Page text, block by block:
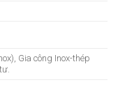
Gia công Inox-thép